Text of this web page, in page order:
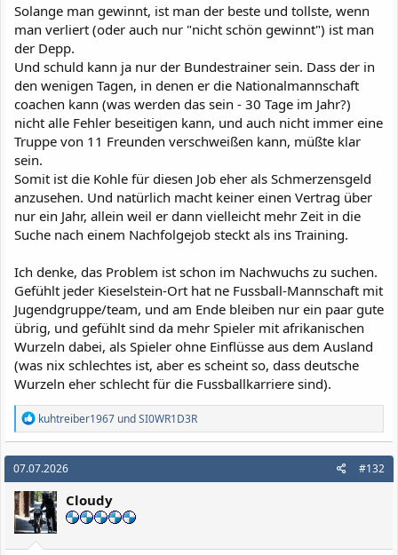
Solange man gewinnt, ist man der beste und tollste, wenn
man verliert (oder auch nur "nicht schön gewinnt") ist man
der Depp.
Und schuld kann ja nur der Bundestrainer sein. Dass der in
den wenigen Tagen, in denen er die Nationalmannschaft
coachen kann (was werden das sein - 30 Tage im Jahr?)
nicht alle Fehler beseitigen kann, und auch nicht immer eine
Truppe von 11 Freunden verschweißen kann, müßte klar
sein.
Somit ist die Kohle für diesen Job eher als Schmerzensgeld
anzusehen. Und natürlich macht keiner einen Vertrag über
nur ein Jahr, allein weil er dann vielleicht mehr Zeit in die
Suche nach einem Nachfolgejob steckt als ins Training.
Ich denke, das Problem ist schon im Nachwuchs zu suchen.
Gefühlt jeder Kieselstein-Ort hat ne Fussball-Mannschaft mit
Jugendgruppe/team, und am Ende bleiben nur ein paar gute
übrig, und gefühlt sind da mehr Spieler mit afrikanischen
Wurzeln dabei, als Spieler ohne Einflüsse aus dem Ausland
(was nix schlechtes ist, aber es scheint so, dass deutsche
Wurzeln eher schlecht für die Fussballkarriere sind).
R
e
a
k
t
i
o
n
e
n
kuhtreiber1967 undSI0WR1D3R
07.07.2026 #132
Cloudy